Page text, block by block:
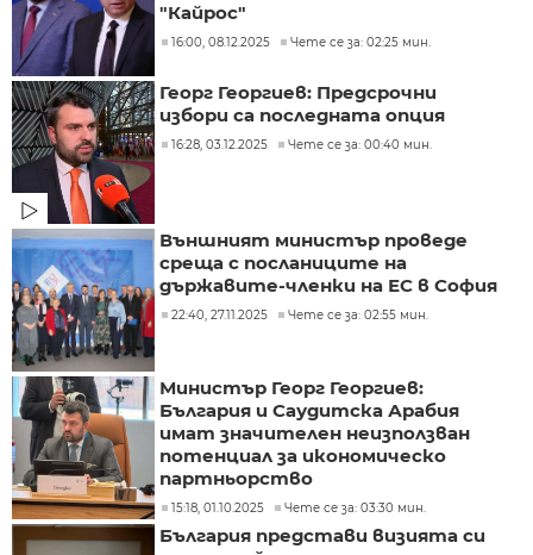
"Кайрос"
16:00, 08.12.2025 Чете се за: 02:25 мин.
Георг Георгиев: Предсрочни
избори са последната опция
16:28, 03.12.2025 Чете се за: 00:40 мин.
Външният министър проведе
среща с посланиците на
държавите-членки на ЕС в София
22:40, 27.11.2025 Чете се за: 02:55 мин.
Министър Георг Георгиев:
България и Саудитска Арабия
имат значителен неизползван
потенциал за икономическо
партньорство
15:18, 01.10.2025 Чете се за: 03:30 мин.
България представи визията си